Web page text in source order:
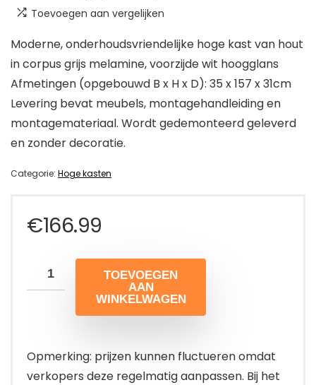
Toevoegen aan vergelijken
Moderne, onderhoudsvriendelijke hoge kast van hout
in corpus grijs melamine, voorzijde wit hoogglans
Afmetingen (opgebouwd B x H x D): 35 x 157 x 31cm
Levering bevat meubels, montagehandleiding en
montagemateriaal. Wordt gedemonteerd geleverd
en zonder decoratie.
Categorie: Hoge kasten
€166.99
TOEVOEGEN
AAN
WINKELWAGEN
Opmerking: prijzen kunnen fluctueren omdat
verkopers deze regelmatig aanpassen. Bij het